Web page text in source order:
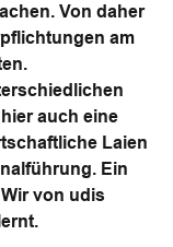
Von daher
am
auch eine
Laien
Ein
von udis